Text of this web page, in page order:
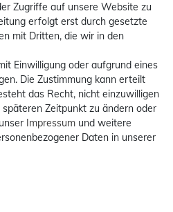
Zugriffe auf unsere Website zu
erfolgt erst durch gesetzte
mit Dritten, die wir in den
Einwilligung oder aufgrund eines
Die Zustimmung kann erteilt
das Recht, nicht einzuwilligen
Zeitpunkt zu ändern oder
Impressum und weitere
Daten in unserer